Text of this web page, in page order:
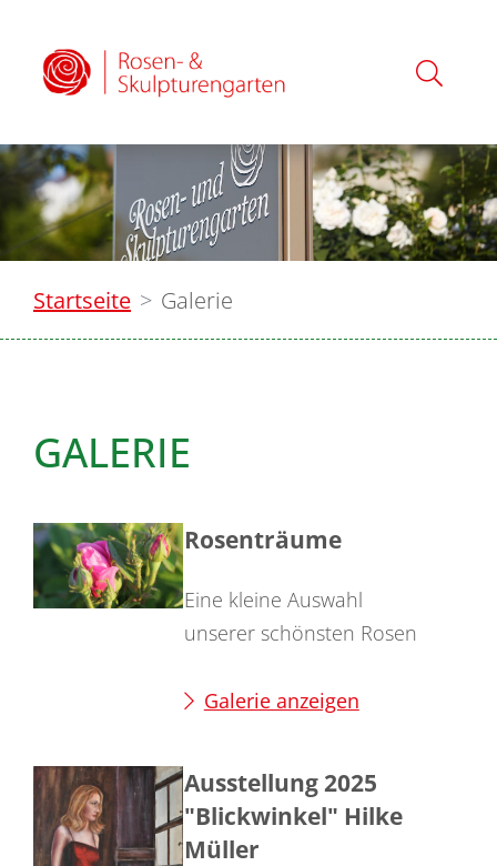
Startseite Galerie
GALERIE
Rosenträume
Eine kleine Auswahl
unserer schönsten Rosen
Galerie anzeigen
Ausstellung 2025
"Blickwinkel" Hilke
Müller